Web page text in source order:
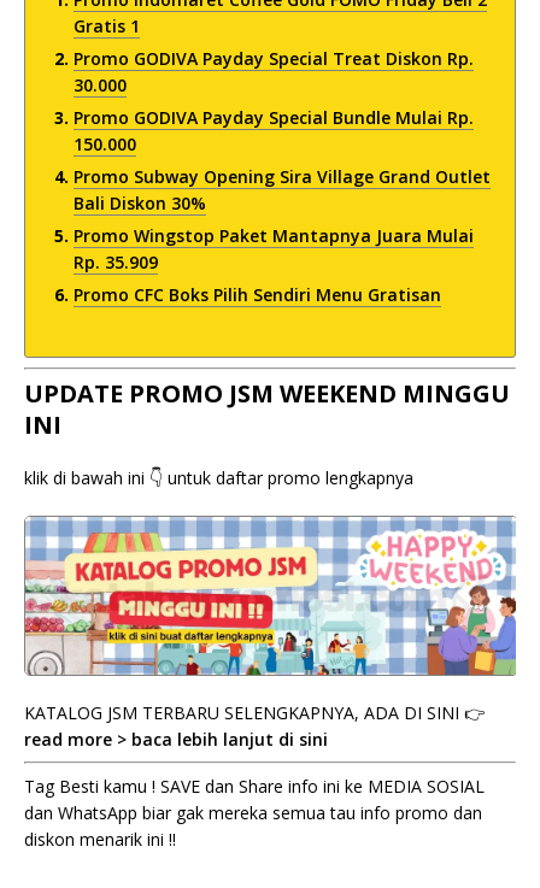
Gratis 1
Promo GODIVA Payday Special Treat Diskon Rp.
30.000
Promo GODIVA Payday Special Bundle Mulai Rp.
150.000
Promo Subway Opening Sira Village Grand Outlet
Bali Diskon 30%
Promo Wingstop Paket Mantapnya Juara Mulai
Rp. 35.909
Promo CFC Boks Pilih Sendiri Menu Gratisan
UPDATE PROMO JSM WEEKEND MINGGU
INI
klik di bawah ini 👇 untuk daftar promo lengkapnya
KATALOG JSM TERBARU SELENGKAPNYA, ADA DI SINI 👉
read more > baca lebih lanjut di sini
Tag Besti kamu ! SAVE dan Share info ini ke MEDIA SOSIAL
dan WhatsApp biar gak mereka semua tau info promo dan
diskon menarik ini !!